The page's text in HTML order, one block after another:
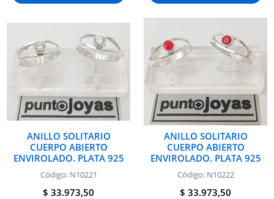
ANILLO SOLITARIO
CUERPO ABIERTO
ENVIROLADO. PLATA 925
Código: N10221
$ 33.973,50
ANILLO SOLITARIO
CUERPO ABIERTO
ENVIROLADO. PLATA 925
Código: N10222
$ 33.973,50